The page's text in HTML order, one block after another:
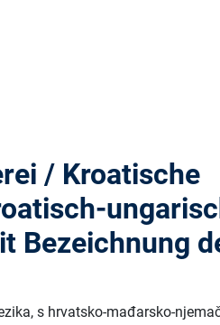
/ Kroatische
Bezeichnung
s hrvatsko-mađarsko-